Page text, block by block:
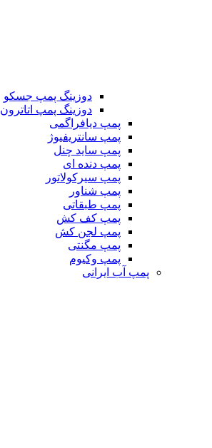
دوزینگ پمپ جسکو
دوزینگ پمپ اتاترون
پمپ دیافراگمی
پمپ سانتریفیوژ
پمپ ساید چنل
پمپ دنده ای
پمپ سیرکولاتور
پمپ شناور
پمپ طبقاتی
پمپ کف کش
پمپ لجن کش
پمپ مگنتی
پمپ وکیوم
پمپ آب ایرانی